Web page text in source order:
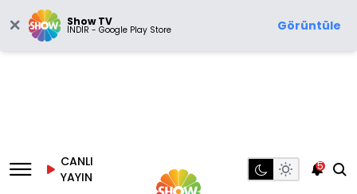
Show TV
İNDİR - Google Play Store Görüntüle
CANLI
YAYIN
5